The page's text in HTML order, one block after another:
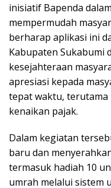
inisiatif Bapenda
mempermudah
berharap aplikasi ini
Kabupaten Sukabumi
kesejahteraan
apresiasi kepada
tepat waktu, terutama
kenaikan pajak.
Dalam kegiatan
baru dan
termasuk hadiah 10
umrah melalui sistem